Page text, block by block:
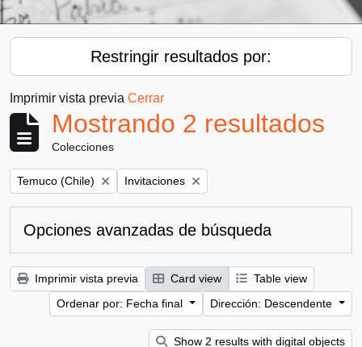
Restringir resultados por:
Imprimir vista previa Cerrar
Mostrando 2 resultados
Colecciones
Remove filter:
Temuco (Chile) Remove filter:
Invitaciones
Opciones avanzadas de búsqueda
Imprimir vista previa Card view
Table view
Ordenar por: Fecha final
Dirección: Descendente
Show 2 results with digital objects